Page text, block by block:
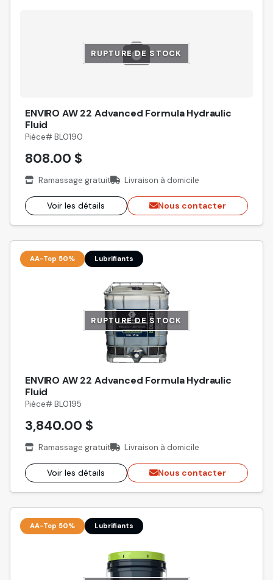
RUPTURE DE STOCK
ENVIRO AW 22 Advanced Formula Hydraulic
Fluid
Pièce# BL0190
808.00 $
Ramassage gratuit Livraison à domicile
Voir les détails Nous contacter
AA-Top 50% Lubrifiants
RUPTURE DE STOCK
ENVIRO AW 22 Advanced Formula Hydraulic
Fluid
Pièce# BL0195
3,840.00 $
Ramassage gratuit Livraison à domicile
Voir les détails Nous contacter
AA-Top 50% Lubrifiants